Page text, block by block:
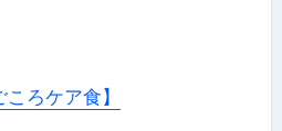
ろケア食】